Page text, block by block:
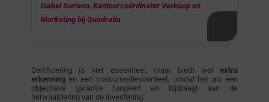
Isabel Soriano, Kantoorcoördinator Verkoop en
Marketing bij Quadratia
Certificering is niet essentieel, maar biedt welextra
erkenningen een concurrentievoordeel, omdat het als een
objectieve garantie fungeert en bijdraagt aan de
herwaardering van de investering.